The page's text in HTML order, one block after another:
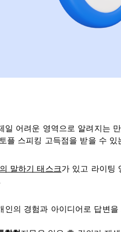
일 어려운 영역으로 알려지는
플 스피킹 고득점을 받을 수 있
말하기 태스크가 있고 라이팅
인의 경험과 아이디어로 답변